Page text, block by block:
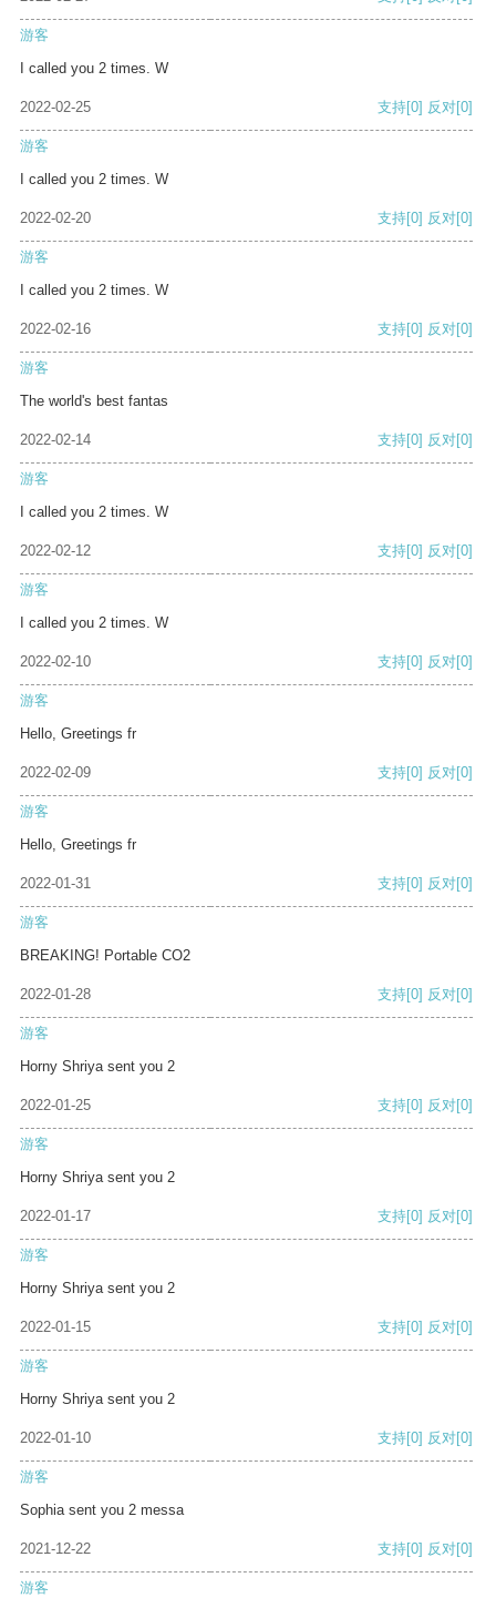
游客
I called you 2 times. W
2022-02-25 支持[0] 反对[0]
游客
I called you 2 times. W
2022-02-20 支持[0] 反对[0]
游客
I called you 2 times. W
2022-02-16 支持[0] 反对[0]
游客
The world's best fantas
2022-02-14 支持[0] 反对[0]
游客
I called you 2 times. W
2022-02-12 支持[0] 反对[0]
游客
I called you 2 times. W
2022-02-10 支持[0] 反对[0]
游客
Hello, Greetings fr
2022-02-09 支持[0] 反对[0]
游客
Hello, Greetings fr
2022-01-31 支持[0] 反对[0]
游客
BREAKING! Portable CO2
2022-01-28 支持[0] 反对[0]
游客
Horny Shriya sent you 2
2022-01-25 支持[0] 反对[0]
游客
Horny Shriya sent you 2
2022-01-17 支持[0] 反对[0]
游客
Horny Shriya sent you 2
2022-01-15 支持[0] 反对[0]
游客
Horny Shriya sent you 2
2022-01-10 支持[0] 反对[0]
游客
Sophia sent you 2 messa
2021-12-22 支持[0] 反对[0]
游客